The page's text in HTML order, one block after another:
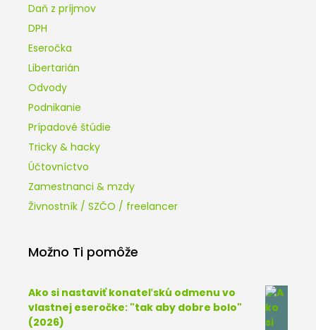
Daň z príjmov
DPH
Eseročka
Libertarián
Odvody
Podnikanie
Prípadové štúdie
Tricky & hacky
Účtovníctvo
Zamestnanci & mzdy
Živnostník / SZČO / freelancer
Možno Ti pomôže
Ako si nastaviť konateľskú odmenu vo
vlastnej eseročke: "tak aby dobre bolo"
(2026)